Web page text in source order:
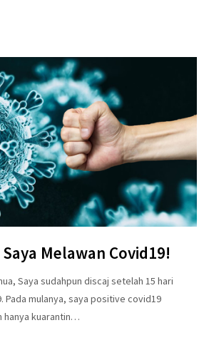
Melawan Covid19!
Saya sudahpun discaj setelah 15 hari
Pada mulanya, saya positive covid19
hanya kuarantin…